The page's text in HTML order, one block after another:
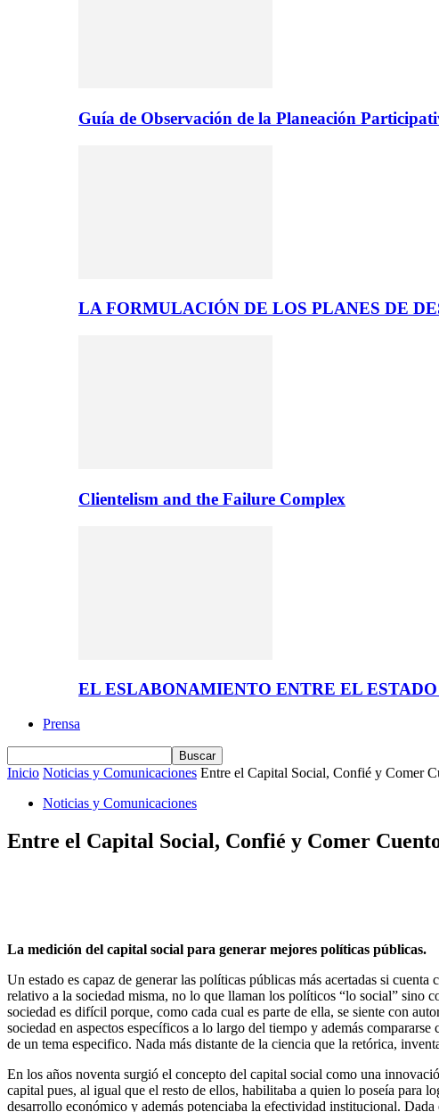
Guía de Observación de la Planeación
LA FORMULACIÓN DE LOS PLANES DE
Clientelism and the Failure Complex
EL ESLABONAMIENTO ENTRE EL
Prensa
Inicio Noticias y Comunicaciones Entre el Capital Social, Confié y Comer
Noticias y Comunicaciones
Entre el Capital Social, Confié y Comer
La medición del capital social para generar mejores políticas públicas.
Un estado es capaz de generar las políticas públicas más acertadas si
relativo a la sociedad misma, no lo que llaman los políticos “lo social” sino
sociedad es difícil porque, como cada cual es parte de ella, se siente con
sociedad en aspectos específicos a lo largo del tiempo y además
de un tema especifico. Nada más distante de la ciencia que la retórica,
En los años noventa surgió el concepto del capital social como una
capital pues, al igual que el resto de ellos, habilitaba a quien lo poseía para
desarrollo económico y además potenciaba la efectividad institucional.